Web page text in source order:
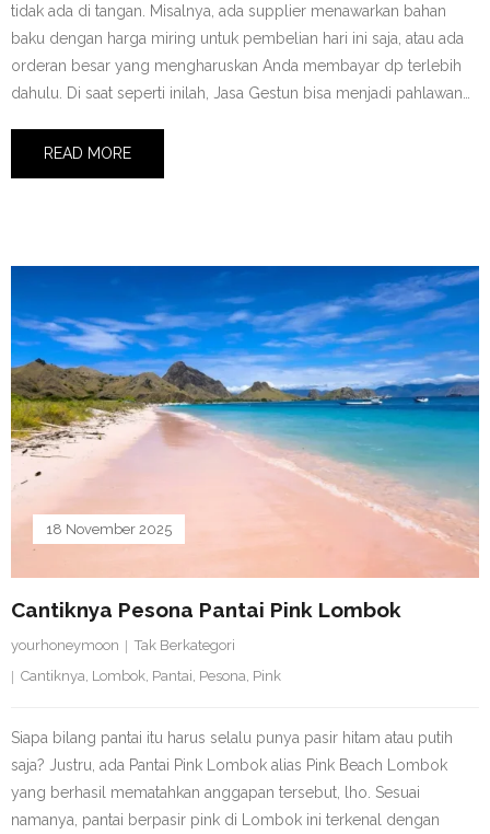
tidak ada di tangan. Misalnya, ada supplier menawarkan bahan
baku dengan harga miring untuk pembelian hari ini saja, atau ada
orderan besar yang mengharuskan Anda membayar dp terlebih
dahulu. Di saat seperti inilah, Jasa Gestun bisa menjadi pahlawan…
READ MORE
Cantiknya Pesona Pantai Pink Lombok
18 November 2025
yourhoneymoon
Tak Berkategori
Cantiknya, Lombok, Pantai, Pesona, Pink
Siapa bilang pantai itu harus selalu punya pasir hitam atau putih
saja? Justru, ada Pantai Pink Lombok alias Pink Beach Lombok
yang berhasil mematahkan anggapan tersebut, lho. Sesuai
namanya, pantai berpasir pink di Lombok ini terkenal dengan